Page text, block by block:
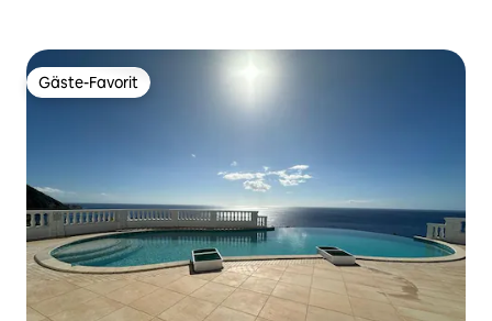
Gäste-Favorit
Gäste-Favorit